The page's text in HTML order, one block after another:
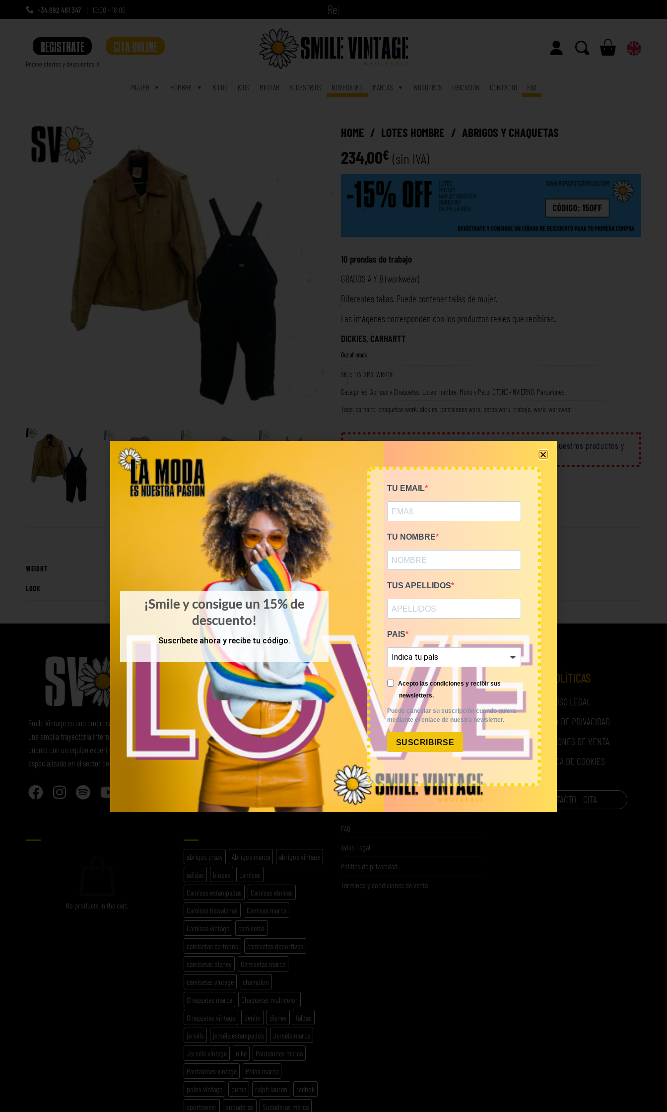
+34 692 461 347 10:00 - 18:00 Ah
REGISTRATE
Recibe ofertas y descuentos :)
CITA ONLINE
MUJER HOMBRE KILOS KIDS MILITAR ACCESORIOS NOVEDADES MARCAS NOSOTROS UBICACIÓN CONTACTO FAQ
HOME / LOTES HOMBRE / ABRIGOS Y CHAQUETAS
234,00€ (sin IVA)
10 prendas de trabajo
GRADOS A Y B (workwear)
Diferentes tallas. Puede contener tallas de mujer.
Las imágenes corresponden con los productos reales que recibirás.
DICKIES, CARHARTT
Out of stock
SKU: 17A-XMX-WRK18
Categories: Abrigos y Chaquetas, Lotes Hombre, Mono y Peto, OTOÑO-INVIERNO, Pantalones
Tags: carhartt, chaquetas work, dickies, pantalones work, petos work, trabajo, work, workwear
para conocer mejor nuestros productos y
ADDITIONAL INFORMATION
WEIGHT 18,5 kg
LOOK Bottom ,Tops
Smile Vintage es una empresa mayorista con
una amplia trayectoria internacional que
cuenta con un equipo experimentado y
especializado en el sector de la moda.
MI CUENTA
ACCESO A MI CUENTA
NOSOTROS
TIME TO SMILE
BLOG
REGISTRO
COMPRA POR KILOS O LOTES
MUJER
HOMBRE
NOVEDADES
FAQ
POLÍTICAS
AVISO LEGAL
POLÍTICA DE PRIVACIDAD
CONDICIONES DE VENTA
POLÍTICA DE COOKIES
CONTACTO - CITA
No products in the cart.
abrigos crazy Abrigos marca
abrigos vintage
adidas
blusas
camisas
Camisas estampadas
Camisas etnicas
Camisas hawaianas
Camisas marca
Camisas vintage
camisetas
camisetas cartoons
camisetas deportivas
camisetas disney
Camisetas marca
camisetas vintage
champion
Chaquetas marca
Chaquetas multicolor
Chaquetas vintage
denim disney
faldas
jerséis
jerséis estampados
Jerséis marca
Jerséis vintage
nike
Pantalones marca
Pantalones vintage
Polos marca
polos vintage
puma ralph lauren
reebok
sportswear
sudaderas Sudaderas marca
FAQ
Aviso Legal
Politica de privacidad
Términos y condiciones de venta
¡Smile y consigue un 15% de
descuento!
Suscríbete ahora y recibe tu código.
TU EMAIL
TU NOMBRE
TUS APELLIDOS
PAIS
Acepto las condiciones y recibir sus
newsletters.
Puede cancelar su suscripción cuando quiera
mediante el enlace de nuestra newsletter.
SUSCRIBIRSE